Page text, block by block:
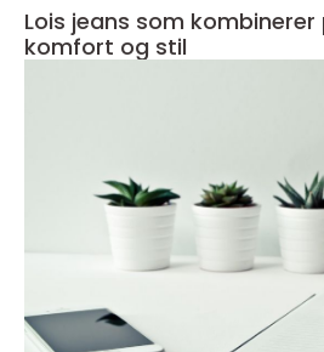
Lois jeans som kombinerer passform,
komfort og stil